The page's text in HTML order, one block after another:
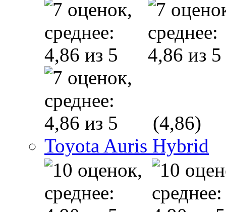
(4,86)
Toyota Auris Hybrid